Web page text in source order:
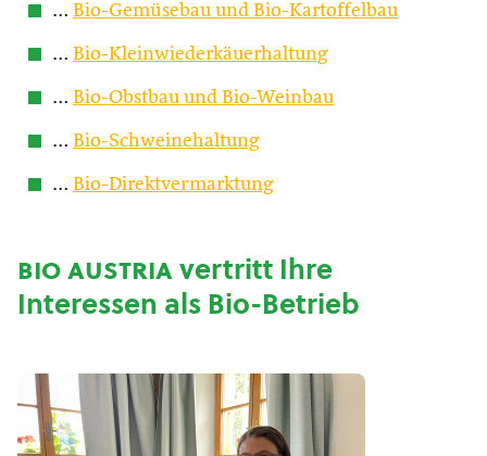
… Bio-Gemüsebau und Bio-Kartoffelbau
… Bio-Kleinwiederkäuerhaltung
… Bio-Obstbau und Bio-Weinbau
… Bio-Schweinehaltung
… Bio-Direktvermarktung
bio austriavertritt Ihre
Interessen als Bio-Betrieb